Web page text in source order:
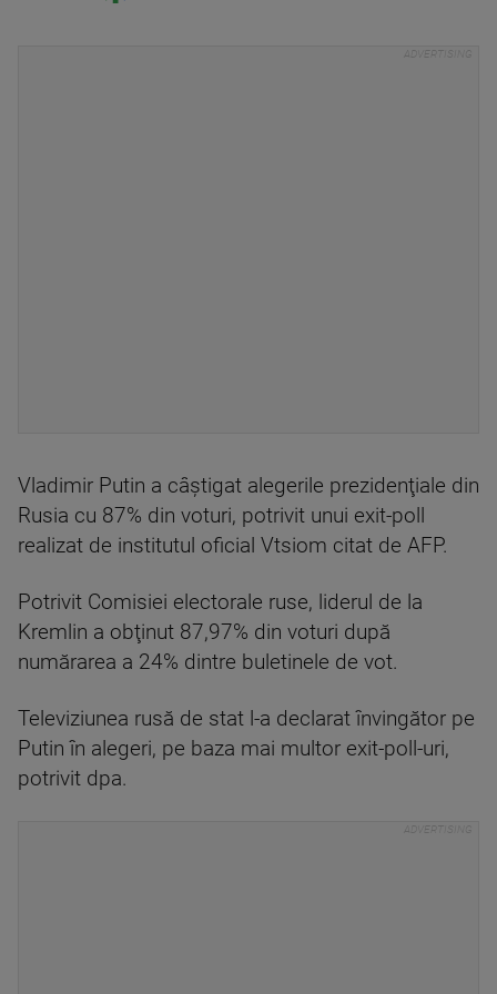
Vladimir Putin a câştigat alegerile prezidenţiale din
Rusia cu 87% din voturi, potrivit unui exit-poll
realizat de institutul oficial Vtsiom citat de AFP.
Potrivit Comisiei electorale ruse, liderul de la
Kremlin a obţinut 87,97% din voturi după
numărarea a 24% dintre buletinele de vot.
Televiziunea rusă de stat l-a declarat învingător pe
Putin în alegeri, pe baza mai multor exit-poll-uri,
potrivit dpa.